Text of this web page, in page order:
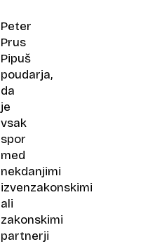
Peter
Prus
Pipuš
poudarja,
da
je
vsak
spor
med
nekdanjimi
izvenzakonskimi
ali
zakonskimi
partnerji